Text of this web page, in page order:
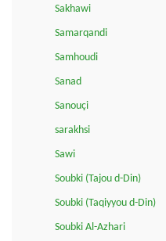
Sakhawi
Samarqandi
Samhoudi
Sanad
Sanouçi
sarakhsi
Sawi
Soubki (Tajou d-Din)
Soubki (Taqiyyou d-Din)
Soubki Al-Azhari